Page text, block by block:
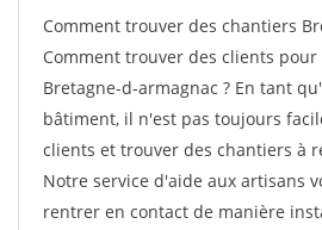
Comment trouver des chantiers
Comment trouver des clients
Bretagne-d-armagnac ? En tant
bâtiment, il n'est pas toujours
clients et trouver des chantiers à
Notre service d'aide aux artisans
rentrer en contact de manière